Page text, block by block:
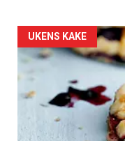
Artikler
detail
-
section
UKENS KAKE